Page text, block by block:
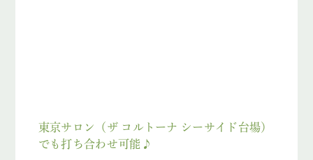
東京サロン（ザ コルトーナ シーサイド台場）
でも打ち合わせ可能♪